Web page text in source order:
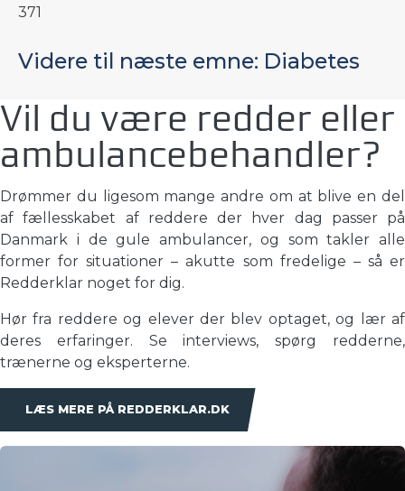
371
Videre til næste emne: Diabetes
Vil du være redder eller
ambulancebehandler?
Drømmer du ligesom mange andre om at blive en del
af fællesskabet af reddere der hver dag passer på
Danmark i de gule ambulancer, og som takler alle
former for situationer – akutte som fredelige – så er
Redderklar noget for dig.
Hør fra reddere og elever der blev optaget, og lær af
deres erfaringer. Se interviews, spørg redderne,
trænerne og eksperterne.
LÆS MERE PÅ REDDERKLAR.DK